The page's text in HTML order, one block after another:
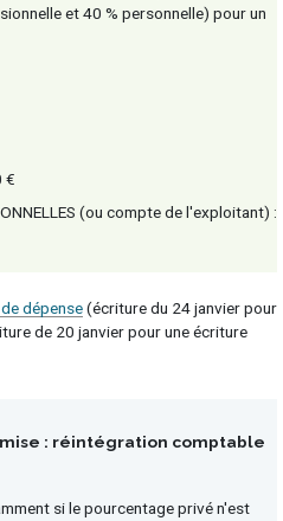
et 40 % personnelle) pour un
€
(ou compte de l'exploitant) :
dépense(écriture du 24 janvier pour
de 20 janvier pour une écriture
: réintégration comptable
si le pourcentage privé n'est